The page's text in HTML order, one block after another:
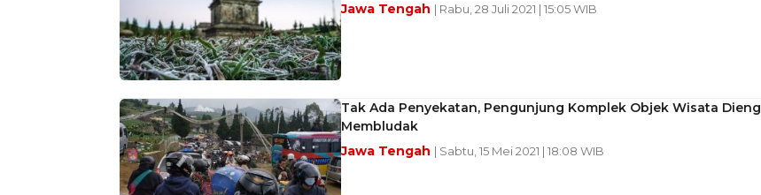
Jawa Tengah | Rabu, 28 Juli 2021 | 15:05 WIB
Tak Ada Penyekatan, Pengunjung Komplek Objek Wisata Dieng
Membludak
Jawa Tengah | Sabtu, 15 Mei 2021 | 18:08 WIB